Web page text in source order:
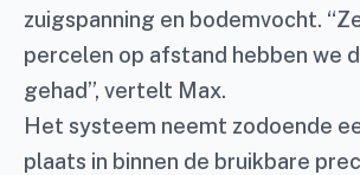
zuigspanning en bodemvocht.
percelen op afstand hebben we
gehad”, vertelt Max.
Het systeem neemt zodoende
plaats in binnen de bruikbare